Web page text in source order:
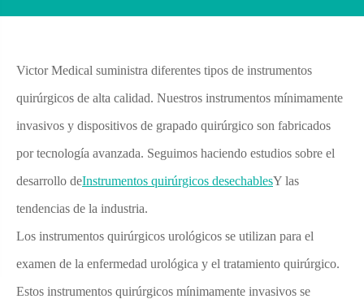
Victor Medical suministra diferentes tipos de instrumentos
quirúrgicos de alta calidad. Nuestros instrumentos mínimamente
invasivos y dispositivos de grapado quirúrgico son fabricados
por tecnología avanzada. Seguimos haciendo estudios sobre el
desarrollo deInstrumentos quirúrgicos desechablesY las
tendencias de la industria.
Los instrumentos quirúrgicos urológicos se utilizan para el
examen de la enfermedad urológica y el tratamiento quirúrgico.
Estos instrumentos quirúrgicos mínimamente invasivos se